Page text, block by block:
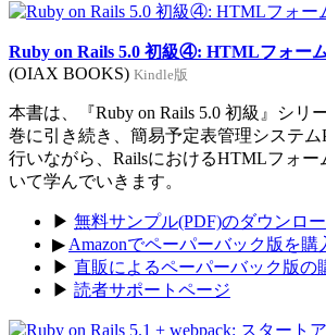
Ruby on Rails 5.0 初級④: HTMLフォーム
(OIAX BOOKS) Kindle版
本書は、『Ruby on Rails 5.0 初級』シリ
巻に引き続き、簡易予定表管理システム
行いながら、RailsにおけるHTMLフォー
いて学んでいきます。
▶ 無料サンプル(PDF)のダウンロ
▶ Amazonでペーパーバック版を購
▶ 直販によるペーパーバック版の
▶ 読者サポートページ